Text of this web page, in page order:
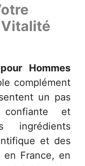
Hommes
complément
un pas
et
ingrédients
et des
en France, en